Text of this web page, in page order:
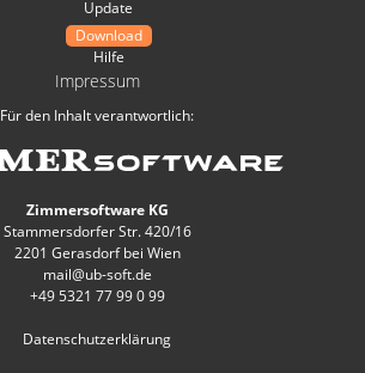
Update
Download
Hilfe
Impressum
Für den Inhalt verantwortlich:
Zimmersoftware KG
Stammersdorfer Str. 420/16
2201 Gerasdorf bei Wien
mail@ub-soft.de
+49 5321 77 99 0 99
Datenschutzerklärung